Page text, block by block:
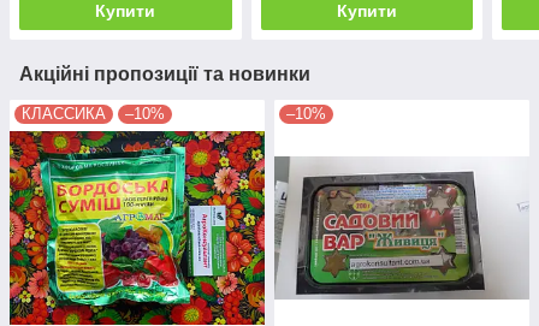
Купити Купити
Акційні пропозиції та новинки
КЛАССИКА –10% –10%